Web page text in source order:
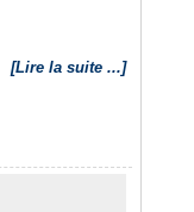
[Lire la suite ...]